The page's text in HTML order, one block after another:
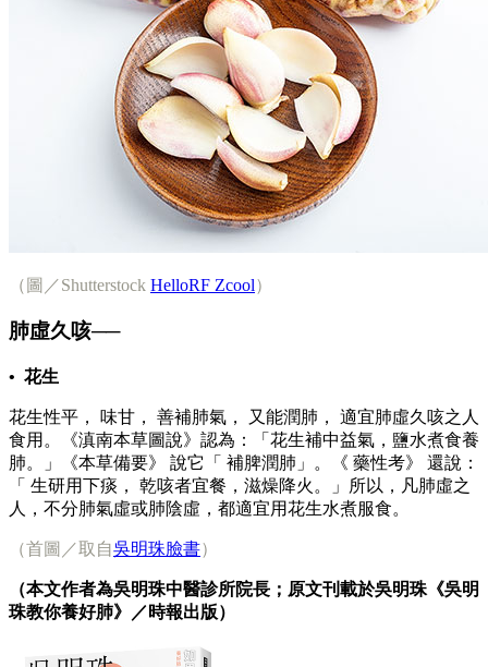
（圖／Shutterstock HelloRF Zcool）
肺虛久咳──
• 花生
花生性平， 味甘， 善補肺氣， 又能潤肺， 適宜肺虛久咳之人
食用。《滇南本草圖說》認為：「花生補中益氣，鹽水煮食養
肺。」《本草備要》 說它「 補脾潤肺」。《 藥性考》 還說：
「 生研用下痰， 乾咳者宜餐，滋燥降火。」所以，凡肺虛之
人，不分肺氣虛或肺陰虛，都適宜用花生水煮服食。
（首圖／取自吳明珠臉書）
（本文作者為吳明珠中醫診所院長；原文刊載於吳明珠《吳明
珠教你養好肺》／時報出版）